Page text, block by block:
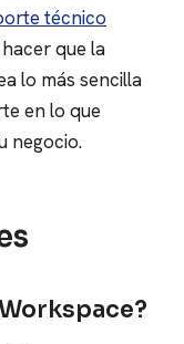
técnico
que la
lo más sencilla
en lo que
negocio.